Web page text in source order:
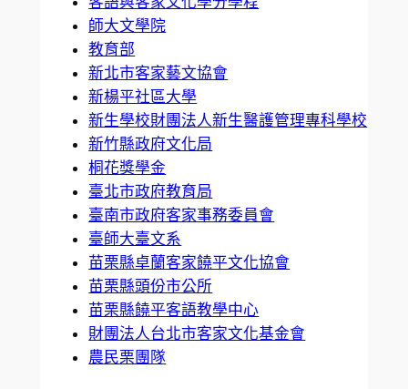
師大文學院
教育部
新北市客家藝文協會
新楊平社區大學
新生學校財團法人新生醫護管理專科學校
新竹縣政府文化局
桐花獎學金
臺北市政府教育局
臺南市政府客家事務委員會
臺師大臺文系
苗栗縣卓蘭客家饒平文化協會
苗栗縣頭份市公所
苗栗縣饒平客語教學中心
財團法人台北市客家文化基金會
農民栗團隊